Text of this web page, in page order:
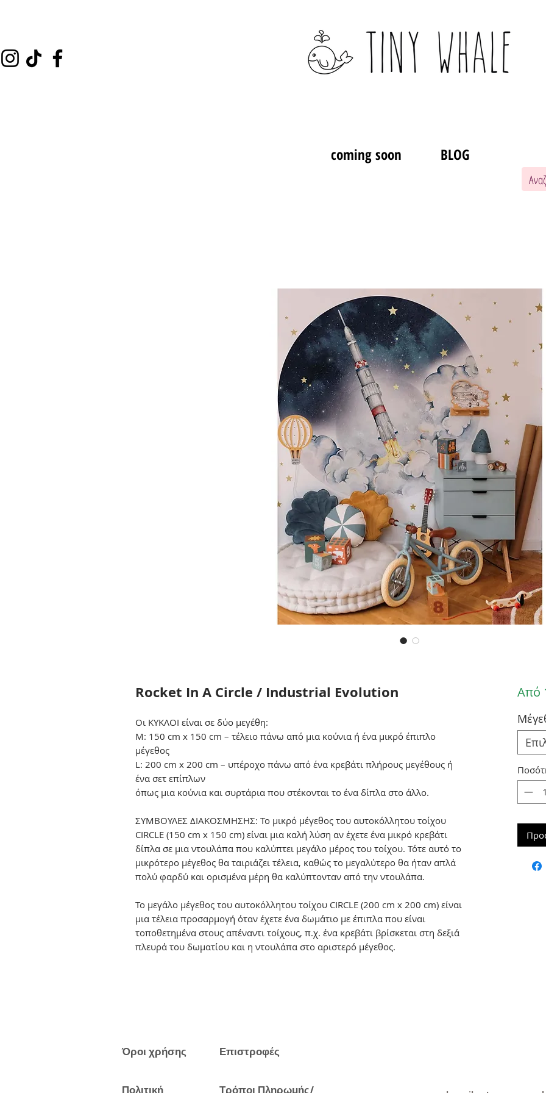
coming soon BLOG
Rocket In A Circle / Industrial Evolution
Οι ΚΥΚΛΟΙ είναι σε δύο μεγέθη:
M: 150 cm x 150 cm – τέλειο πάνω από μια κούνια ή ένα μικρό έπιπλο
μέγεθος
L: 200 cm x 200 cm – υπέροχο πάνω από ένα κρεβάτι πλήρους μεγέθους ή
ένα σετ επίπλων
όπως μια κούνια και συρτάρια που στέκονται το ένα δίπλα στο άλλο.
ΣΥΜΒΟΥΛΕΣ ΔΙΑΚΟΣΜΗΣΗΣ: Το μικρό μέγεθος του αυτοκόλλητου τοίχου
CIRCLE (150 cm x 150 cm) είναι μια καλή λύση αν έχετε ένα μικρό κρεβάτι
δίπλα σε μια ντουλάπα που καλύπτει μεγάλο μέρος του τοίχου. Τότε αυτό το
μικρότερο μέγεθος θα ταιριάζει τέλεια, καθώς το μεγαλύτερο θα ήταν απλά
πολύ φαρδύ και ορισμένα μέρη θα καλύπτονταν από την ντουλάπα.
Το μεγάλο μέγεθος του αυτοκόλλητου τοίχου CIRCLE (200 cm x 200 cm) είναι
μια τέλεια προσαρμογή όταν έχετε ένα δωμάτιο με έπιπλα που είναι
τοποθετημένα στους απέναντι τοίχους, π.χ. ένα κρεβάτι βρίσκεται στη δεξιά
πλευρά του δωματίου και η ντουλάπα στο αριστερό μέγεθος.
Από
Όροι χρήσης Επιστροφές
Πολιτική Τρόποι Πληρωμής/